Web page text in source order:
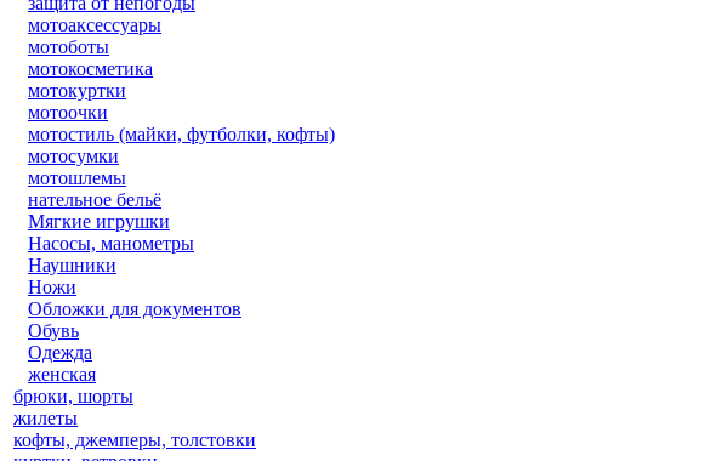
мотоаксессуары
мотоботы
мотокосметика
мотокуртки
мотоочки
мотостиль (майки, футболки, кофты)
мотосумки
мотошлемы
нательное бельё
Мягкие игрушки
Насосы, манометры
Наушники
Ножи
Обложки для документов
Обувь
Одежда
женская
брюки, шорты
жилеты
кофты, джемперы, толстовки